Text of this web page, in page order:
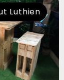
Luthien